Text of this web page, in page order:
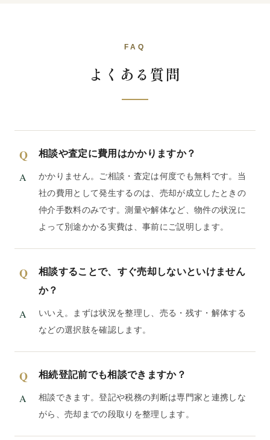
FAQ
よくある質問
相談や査定に費用はかかりますか？
かかりません。ご相談・査定は何度でも無料です。当
社の費用として発生するのは、売却が成立したときの
仲介手数料のみです。測量や解体など、物件の状況に
よって別途かかる実費は、事前にご説明します。
相談することで、すぐ売却しないといけません
か？
いいえ。まずは状況を整理し、売る・残す・解体する
などの選択肢を確認します。
相続登記前でも相談できますか？
相談できます。登記や税務の判断は専門家と連携しな
がら、売却までの段取りを整理します。